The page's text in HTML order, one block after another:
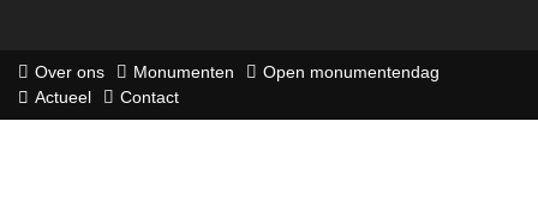
Over ons Monumenten
Open monumentendag
Actueel
Contact